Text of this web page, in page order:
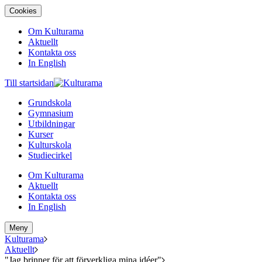
Cookies
Om Kulturama
Aktuellt
Kontakta oss
In English
Till startsidan
Grundskola
Gymnasium
Utbildningar
Kurser
Kulturskola
Studiecirkel
Om Kulturama
Aktuellt
Kontakta oss
In English
Meny
Kulturama
Aktuellt
"Jag brinner för att förverkliga mina idéer"